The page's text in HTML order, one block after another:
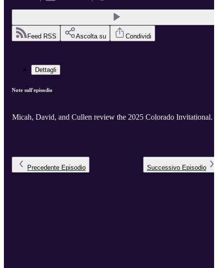
Feed RSS Ascolta su Condividi
Dettagli
Note sull'episodio
Micah, David, and Cullen review the 2025 Colorado Invitational.
Precedente Episodio Successivo Episodio